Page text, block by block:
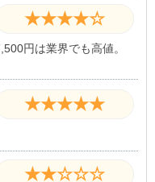
★★★★☆
円は業界でも高値。
★★★★★
★★☆☆☆